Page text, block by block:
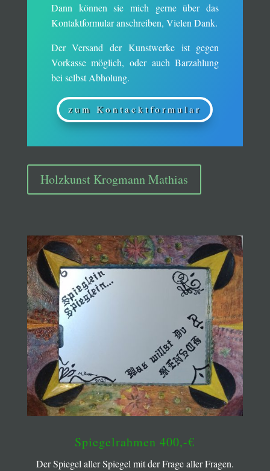
Dann können sie mich gerne über das
Kontaktformular anschreiben, Vielen Dank.
Der Versand der Kunstwerke ist gegen
Vorkasse möglich, oder auch Barzahlung
bei selbst Abholung.
zum Kontacktformular
Holzkunst Krogmann Mathias
Spiegelrahmen 400,-€
Der Spiegel aller Spiegel mit der Frage aller Fragen.